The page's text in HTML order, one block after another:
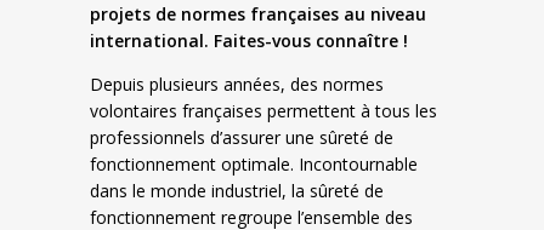
projets de normes françaises au niveau
international. Faites-vous connaître !
Depuis plusieurs années, des normes
volontaires françaises permettent à tous les
professionnels d’assurer une sûreté de
fonctionnement optimale. Incontournable
dans le monde industriel, la sûreté de
fonctionnement regroupe l’ensemble des